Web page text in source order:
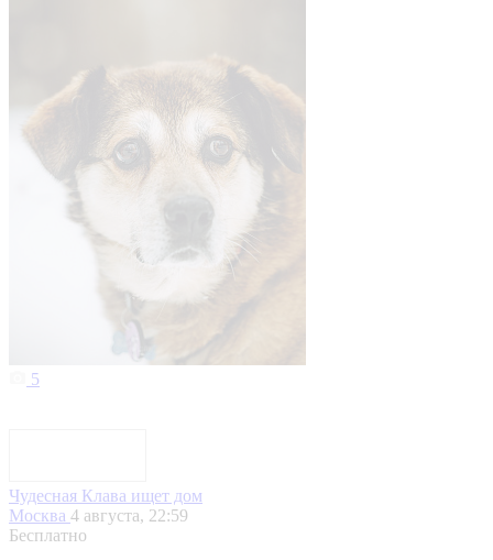
5
Чудесная Клава ищет дом
Москва 4 августа, 22:59
Бесплатно